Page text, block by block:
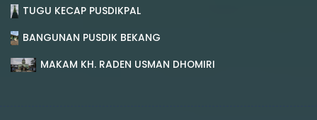
TUGU KECAP PUSDIKPAL
BANGUNAN PUSDIK BEKANG
MAKAM KH. RADEN USMAN DHOMIRI